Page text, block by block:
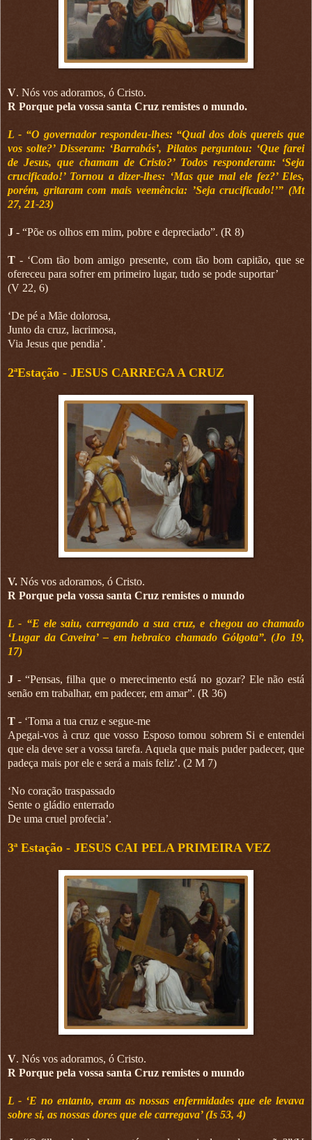
V. Nós vos adoramos, ó Cristo.
R Porque pela vossa santa Cruz remistes o mundo.
L - “O governador respondeu-lhes: “Qual dos dois quereis que
vos solte?’ Disseram: ‘Barrabás’, Pilatos perguntou: ‘Que farei
de Jesus, que chamam de Cristo?’ Todos responderam: ‘Seja
crucificado!’ Tornou a dizer-lhes: ‘Mas que mal ele fez?’ Eles,
porém, gritaram com mais veemência: ’Seja crucificado!’” (Mt
27, 21-23)
J - “Põe os olhos em mim, pobre e depreciado”. (R 8)
T - ‘Com tão bom amigo presente, com tão bom capitão, que se
ofereceu para sofrer em primeiro lugar, tudo se pode suportar’
(V 22, 6)
‘De pé a Mãe dolorosa,
Junto da cruz, lacrimosa,
Via Jesus que pendia’.
2ªEstação - JESUS CARREGA A CRUZ
V. Nós vos adoramos, ó Cristo.
R Porque pela vossa santa Cruz remistes o mundo
L - “E ele saiu, carregando a sua cruz, e chegou ao chamado
‘Lugar da Caveira’ – em hebraico chamado Gólgota”. (Jo 19,
17)
J - “Pensas, filha que o merecimento está no gozar? Ele não está
senão em trabalhar, em padecer, em amar”. (R 36)
T - ‘Toma a tua cruz e segue-me
Apegai-vos à cruz que vosso Esposo tomou sobrem Si e entendei
que ela deve ser a vossa tarefa. Aquela que mais puder padecer, que
padeça mais por ele e será a mais feliz’. (2 M 7)
‘No coração traspassado
Sente o gládio enterrado
De uma cruel profecia’.
3ª Estação - JESUS CAI PELA PRIMEIRA VEZ
V. Nós vos adoramos, ó Cristo.
R Porque pela vossa santa Cruz remistes o mundo
L - ‘E no entanto, eram as nossas enfermidades que ele levava
sobre si, as nossas dores que ele carregava’ (Is 53, 4)